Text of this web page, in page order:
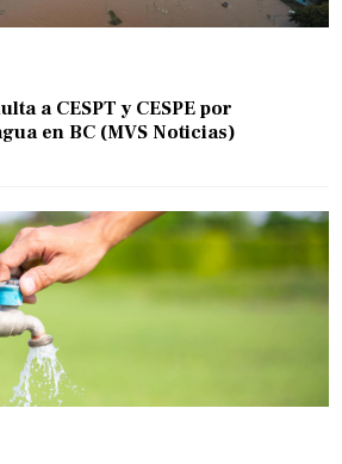
a CESPT y CESPE por
en BC (MVS Noticias)